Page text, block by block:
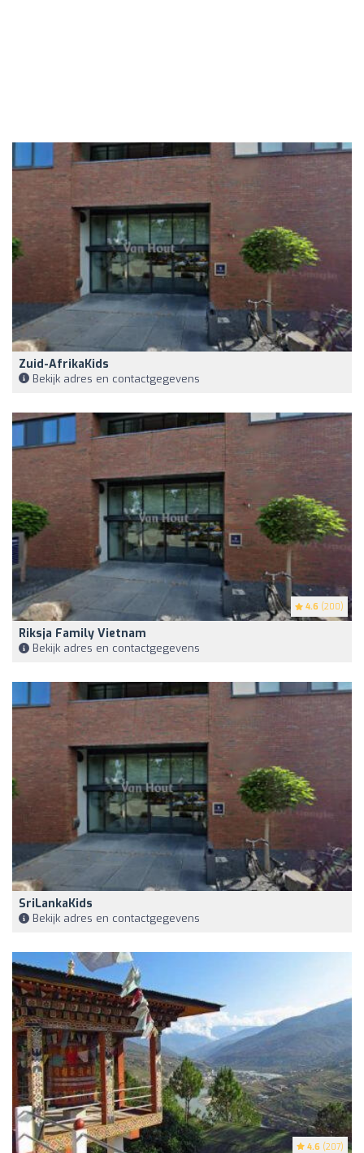
Zuid-AfrikaKids
Bekijk adres en contactgegevens
4.6 (200)
Riksja Family Vietnam
Bekijk adres en contactgegevens
SriLankaKids
Bekijk adres en contactgegevens
4.6 (207)